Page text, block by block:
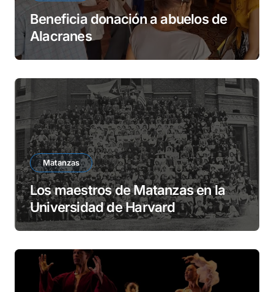
Beneficia donación a abuelos de
Alacranes
Matanzas
Los maestros de Matanzas en la
Universidad de Harvard